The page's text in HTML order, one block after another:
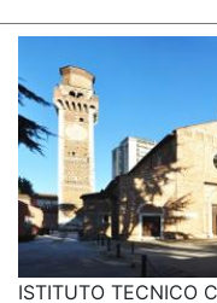
ISTITUTO TECNICO